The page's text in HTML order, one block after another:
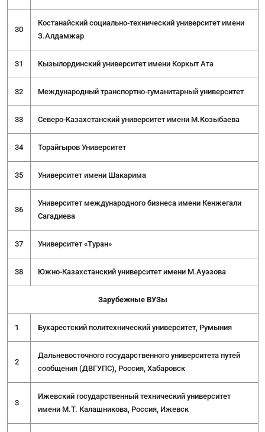
30
Костанайский социально-технический университет имени
З.Алдамжар
31 Кызылординский университет имени Коркыт Ата
32 Международный транспортно-гуманитарный университет
33 Северо-Казахстанский университет имени М.Козыбаева
34 Торайгыров Университет
35 Университет имени Шакарима
36
Университет международного бизнеса имени Кенжегали
Сагадиева
37 Университет «Туран»
38 Южно-Казахстанский университет имени М.Ауэзова
Зарубежные ВУЗы
1 Бухарестский политехнический университет, Румыния
2
Дальневосточного государственного университета путей
сообщения (ДВГУПС), Россия, Хабаровск
3
Ижевский государственный технический университет
имени М.Т. Калашникова, Россия, Ижевск